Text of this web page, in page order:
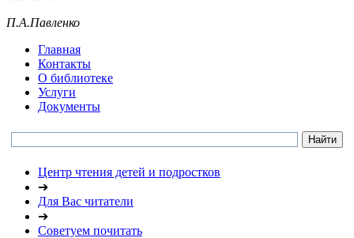
П.А.Павленко
Главная
Контакты
О библиотеке
Услуги
Документы
Центр чтения детей и подростков
➔
Для Вас читатели
➔
Советуем почитать